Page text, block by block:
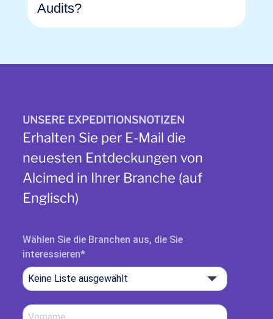
Audits?
Umfang und Entscheidungskriterien
festzulegen;
Bewertung des internen und externen
Umfelds im Hinblick auf die
Durchführbarkeit mit Hilfe von
Instrumenten wie der SWOT-Analyse;
durch regelmäßige, konstruktive
Gespräche, um Erkenntnisse zu
gewinnen und die Zusammenarbeit
sicherzustellen.
UNSERE EXPEDITIONSNOTIZEN
Erhalten Sie per E-Mail die
neuesten Entdeckungen von
Alcimed in Ihrer Branche (auf
Englisch)
Wählen Sie die Branchen aus, die Sie
interessieren
Keine Liste ausgewählt